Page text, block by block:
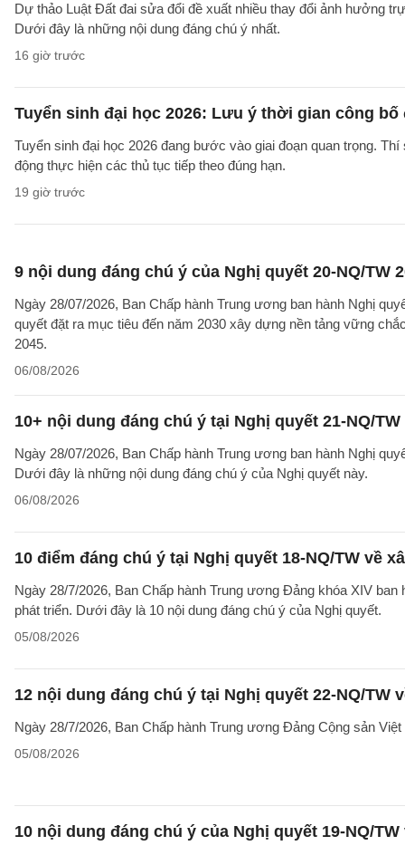
Dự thảo Luật Đất đai sửa đổi đề xuất nhiều thay đổi ảnh hưởng
Dưới đây là những nội dung đáng chú ý nhất.
16 giờ trước
Tuyển sinh đại học 2026: Lưu ý thời gian công
Tuyển sinh đại học 2026 đang bước vào giai đoạn quan trọng.
động thực hiện các thủ tục tiếp theo đúng hạn.
19 giờ trước
9 nội dung đáng chú ý của Nghị quyết 20-NQ/TW
Ngày 28/07/2026, Ban Chấp hành Trung ương ban hành Nghị
quyết đặt ra mục tiêu đến năm 2030 xây dựng nền tảng vững
2045.
06/08/2026
10+ nội dung đáng chú ý tại Nghị quyết 21-NQ/TW
Ngày 28/07/2026, Ban Chấp hành Trung ương ban hành Nghị
Dưới đây là những nội dung đáng chú ý của Nghị quyết này.
06/08/2026
10 điểm đáng chú ý tại Nghị quyết 18-NQ/TW về
Ngày 28/7/2026, Ban Chấp hành Trung ương Đảng khóa XIV
phát triển. Dưới đây là 10 nội dung đáng chú ý của Nghị quyết.
05/08/2026
12 nội dung đáng chú ý tại Nghị quyết 22-NQ/TW
Ngày 28/7/2026, Ban Chấp hành Trung ương Đảng Cộng sản
05/08/2026
10 nội dung đáng chú ý của Nghị quyết 19-NQ/